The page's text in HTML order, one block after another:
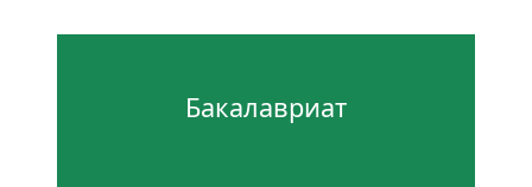
Бакалавриат